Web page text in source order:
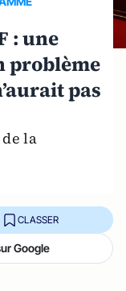
: une
problème
pas
la
CLASSER
Google